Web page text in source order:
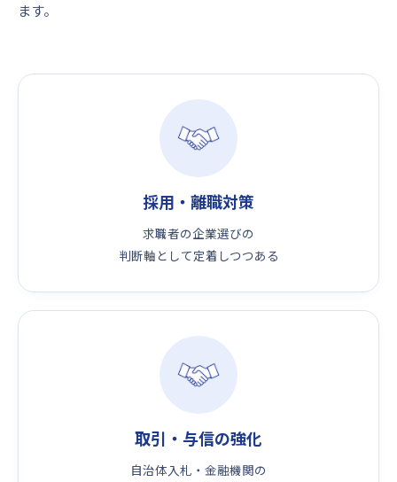
ます。
採用・離職対策
求職者の企業選びの
判断軸として定着しつつある
取引・与信の強化
自治体入札・金融機関の